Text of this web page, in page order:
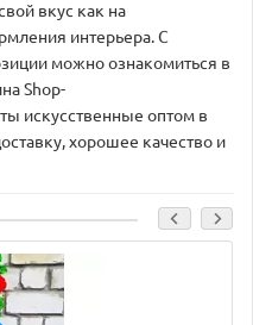
вкус как на
интерьера. С
можно ознакомиться в
Shop-
искусственные оптом в
хорошее качество и